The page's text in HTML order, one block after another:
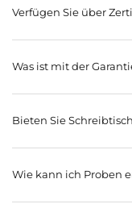
Verfügen Sie über
Was ist mit der
Bieten Sie
Wie kann ich Proben